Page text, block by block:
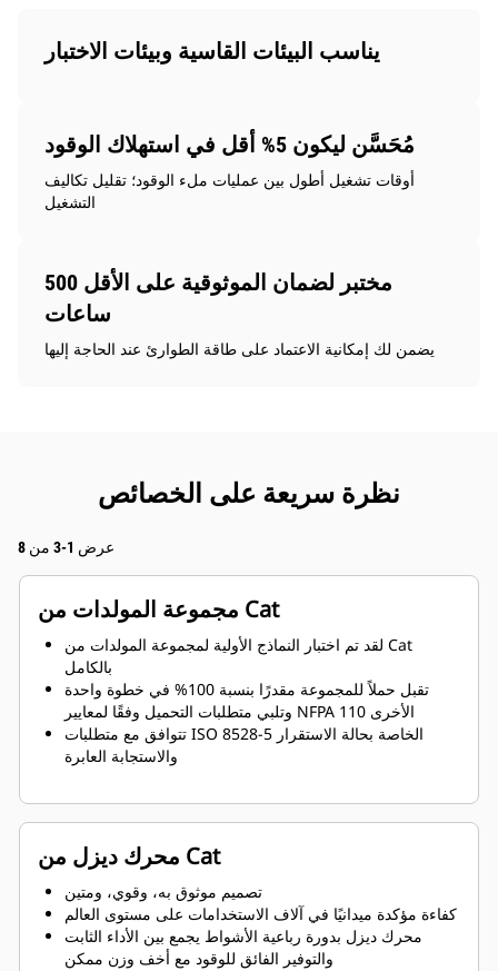
يناسب البيئات القاسية وبيئات الاختبار
مُحَسَّن ليكون 5% أقل في استهلاك الوقود
أوقات تشغيل أطول بين عمليات ملء الوقود؛ تقليل تكاليف
التشغيل
مختبر لضمان الموثوقية على الأقل 500
ساعات
يضمن لك إمكانية الاعتماد على طاقة الطوارئ عند الحاجة إليها
نظرة سريعة على الخصائص
عرض 1-3 من 8
مجموعة المولدات من Cat
لقد تم اختبار النماذج الأولية لمجموعة المولدات من Cat
بالكامل
تقبل حملاً للمجموعة مقدرًا بنسبة 100% في خطوة واحدة
وتلبي متطلبات التحميل وفقًا لمعايير NFPA 110 الأخرى
تتوافق مع متطلبات ISO 8528-5 الخاصة بحالة الاستقرار
والاستجابة العابرة
محرك ديزل من Cat
تصميم موثوق به، وقوي، ومتين
كفاءة مؤكدة ميدانيًا في آلاف الاستخدامات على مستوى العالم
محرك ديزل بدورة رباعية الأشواط يجمع بين الأداء الثابت
والتوفير الفائق للوقود مع أخف وزن ممكن